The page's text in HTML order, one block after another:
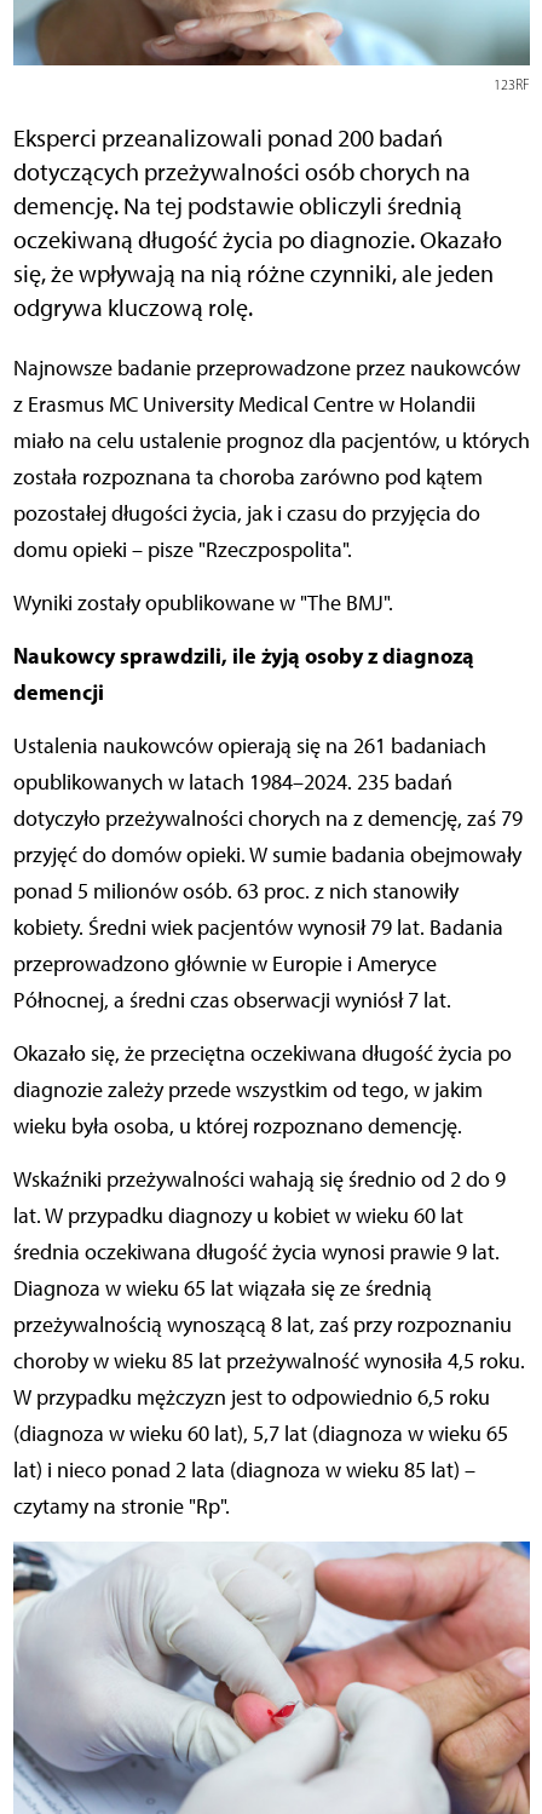
123RF
Eksperci przeanalizowali ponad 200 badań
dotyczących przeżywalności osób chorych na
demencję. Na tej podstawie obliczyli średnią
oczekiwaną długość życia po diagnozie. Okazało
się, że wpływają na nią różne czynniki, ale jeden
odgrywa kluczową rolę.
Najnowsze badanie przeprowadzone przez naukowców
z Erasmus MC University Medical Centre w Holandii
miało na celu ustalenie prognoz dla pacjentów, u których
została rozpoznana ta choroba zarówno pod kątem
pozostałej długości życia, jak i czasu do przyjęcia do
domu opieki – pisze "Rzeczpospolita".
Wyniki zostały opublikowane w "The BMJ".
Naukowcy sprawdzili, ile żyją osoby z diagnozą
demencji
Ustalenia naukowców opierają się na 261 badaniach
opublikowanych w latach 1984–2024. 235 badań
dotyczyło przeżywalności chorych na z demencję, zaś 79
przyjęć do domów opieki. W sumie badania obejmowały
ponad 5 milionów osób. 63 proc. z nich stanowiły
kobiety. Średni wiek pacjentów wynosił 79 lat. Badania
przeprowadzono głównie w Europie i Ameryce
Północnej, a średni czas obserwacji wyniósł 7 lat.
Okazało się, że przeciętna oczekiwana długość życia po
diagnozie zależy przede wszystkim od tego, w jakim
wieku była osoba, u której rozpoznano demencję.
Wskaźniki przeżywalności wahają się średnio od 2 do 9
lat. W przypadku diagnozy u kobiet w wieku 60 lat
średnia oczekiwana długość życia wynosi prawie 9 lat.
Diagnoza w wieku 65 lat wiązała się ze średnią
przeżywalnością wynoszącą 8 lat, zaś przy rozpoznaniu
choroby w wieku 85 lat przeżywalność wynosiła 4,5 roku.
W przypadku mężczyzn jest to odpowiednio 6,5 roku
(diagnoza w wieku 60 lat), 5,7 lat (diagnoza w wieku 65
lat) i nieco ponad 2 lata (diagnoza w wieku 85 lat) –
czytamy na stronie "Rp".